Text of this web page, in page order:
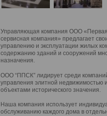
Управляющая компания ООО
сервисная компания» предлагает
управлению и эксплуатации жилых
содержанию зданий и сооружений
назначения.
ООО “ППСК” лидирует среди
управления элитной недвижимостью
объектами исторического значения.
Наша компания использует
обслуживанию каждого дома в